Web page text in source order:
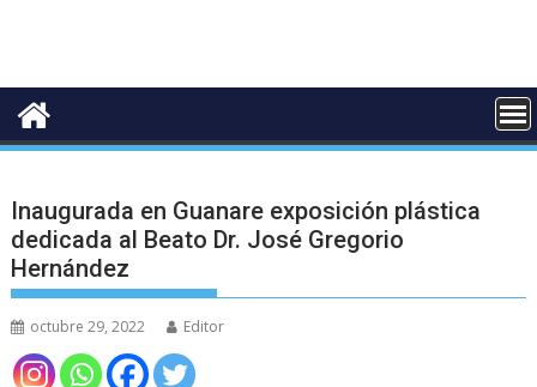
Inaugurada en Guanare exposición plástica
dedicada al Beato Dr. José Gregorio
Hernández
octubre 29, 2022 Editor